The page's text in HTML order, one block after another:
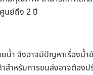
นย์ถึง 2 ปี
ยน้ำ จึงอาจมีปัญหาเรื่องน้
สำหรับการขนส่งอาจต้องป